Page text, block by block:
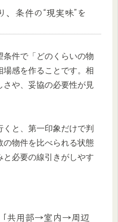
、条件の“現実味”を
件で「どのくらいの物
感を作ることです。相
や、妥協の必要性が見
と、第一印象だけで判
の物件を比べられる状態
と必要の線引きがしやす
共用部→室内→周辺